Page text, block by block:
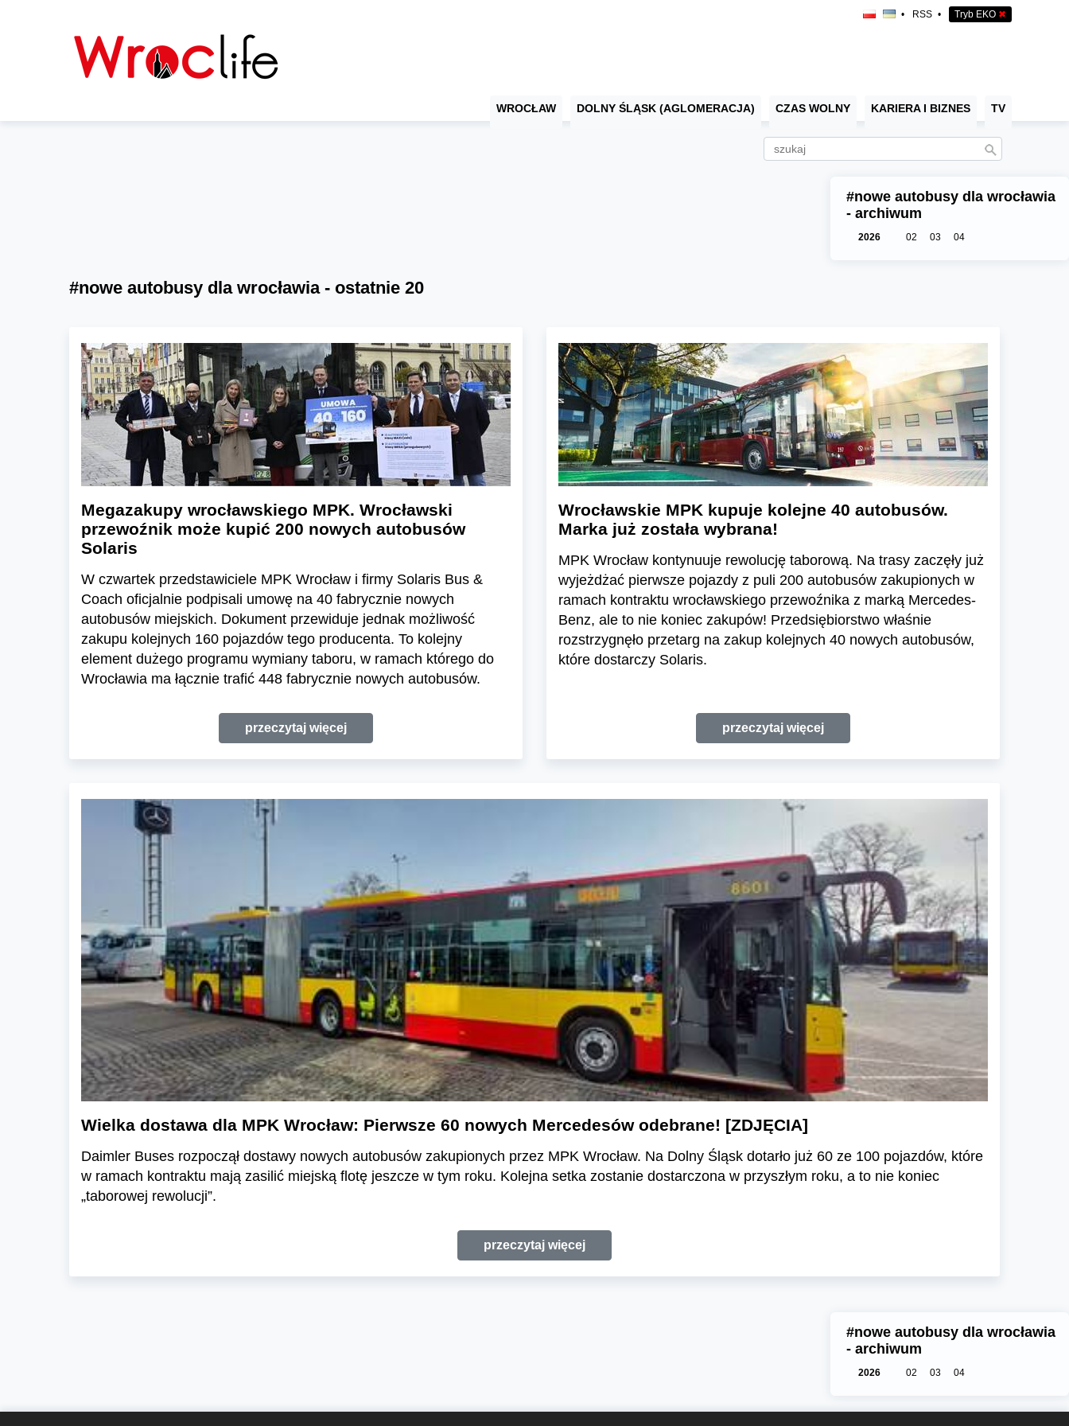
• RSS • Tryb EKO ✖
WROCŁAW DOLNY ŚLĄSK (AGLOMERACJA) CZAS WOLNY KARIERA I BIZNES TV
#nowe autobusy dla wrocławia
- archiwum
2026 02 03 04
#nowe autobusy dla wrocławia - ostatnie 20
Megazakupy wrocławskiego MPK. Wrocławski
przewoźnik może kupić 200 nowych autobusów
Solaris
W czwartek przedstawiciele MPK Wrocław i firmy Solaris Bus &
Coach oficjalnie podpisali umowę na 40 fabrycznie nowych
autobusów miejskich. Dokument przewiduje jednak możliwość
zakupu kolejnych 160 pojazdów tego producenta. To kolejny
element dużego programu wymiany taboru, w ramach którego do
Wrocławia ma łącznie trafić 448 fabrycznie nowych autobusów.
przeczytaj więcej
Wrocławskie MPK kupuje kolejne 40 autobusów.
Marka już została wybrana!
MPK Wrocław kontynuuje rewolucję taborową. Na trasy zaczęły już
wyjeżdżać pierwsze pojazdy z puli 200 autobusów zakupionych w
ramach kontraktu wrocławskiego przewoźnika z marką Mercedes-
Benz, ale to nie koniec zakupów! Przedsiębiorstwo właśnie
rozstrzygnęło przetarg na zakup kolejnych 40 nowych autobusów,
które dostarczy Solaris.
przeczytaj więcej
Wielka dostawa dla MPK Wrocław: Pierwsze 60 nowych Mercedesów odebrane! [ZDJĘCIA]
Daimler Buses rozpoczął dostawy nowych autobusów zakupionych przez MPK Wrocław. Na Dolny Śląsk dotarło już 60 ze 100 pojazdów, które
w ramach kontraktu mają zasilić miejską flotę jeszcze w tym roku. Kolejna setka zostanie dostarczona w przyszłym roku, a to nie koniec
„taborowej rewolucji”.
przeczytaj więcej
#nowe autobusy dla wrocławia
- archiwum
2026 02 03 04